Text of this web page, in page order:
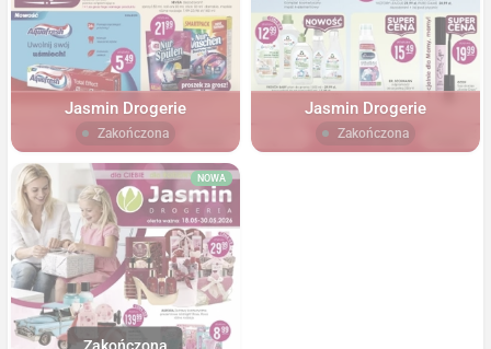
Jasmin Drogerie
Zakończona
Jasmin Drogerie
Zakończona
NOWA